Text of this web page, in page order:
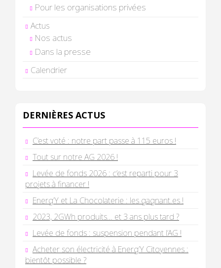
Pour les organisations privées
Actus
Nos actus
Dans la presse
Calendrier
DERNIÈRES ACTUS
C’est voté : notre part passe à 115 euros !
Tout sur notre AG 2026 !
Levée de fonds 2026 : c’est reparti pour 3
projets à financer !
Energ’Y et La Chocolaterie : les gagnant.es !
2023, 2GWh produits… et 3 ans plus tard ?
Levée de fonds : suspension pendant l’AG !
Acheter son électricité à Energ’Y Citoyennes :
bientôt possible ?